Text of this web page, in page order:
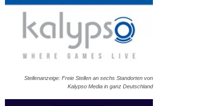
Stellenanzeige: Freie Stellen an sechs Standorten von
Kalypso Media in ganz Deutschland